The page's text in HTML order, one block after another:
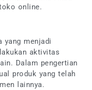
online.
yang menjadi
aktivitas
Dalam pengertian
produk yang telah
lainnya.